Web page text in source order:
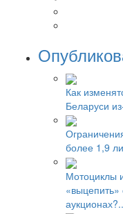
Как
Беларуси
более 1,9
Мотоциклы
«выцепить»